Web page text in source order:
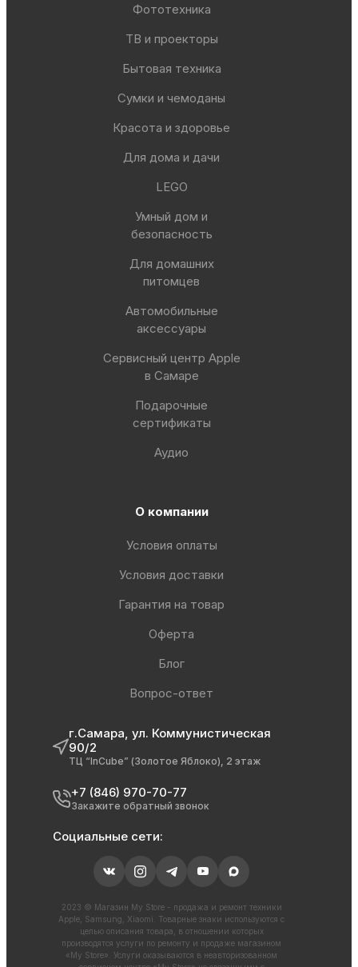
Фототехника
ТВ и проекторы
Бытовая техника
Сумки и чемоданы
Красота и здоровье
Для дома и дачи
LEGO
Умный дом и
безопасность
Для домашних
питомцев
Автомобильные
аксессуары
Сервисный центр Apple
в Самаре
Подарочные
сертификаты
Аудио
О компании
Условия оплаты
Условия доставки
Гарантия на товар
Оферта
Блог
Вопрос-ответ
г.Самара, ул. Коммунистическая
90/2
ТЦ “InCube” (Золотое Яблоко), 2 этаж
+7 (846) 970-70-77
Закажите обратный звонок
Социальные сети:
2023 © Магазин My Store - продажа и ремонт техники
Apple, Samsung, Xiaomi. Товарные знаки используются с
целью описания товара, в отношении которых
производятся услуги по ремонту и продаже магазином
«My Store». Услуги оказываются в неавторизованном